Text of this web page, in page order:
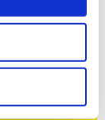
upp